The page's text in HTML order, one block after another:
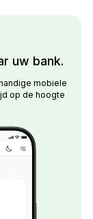
uw bank.
mobiele
op de hoogte